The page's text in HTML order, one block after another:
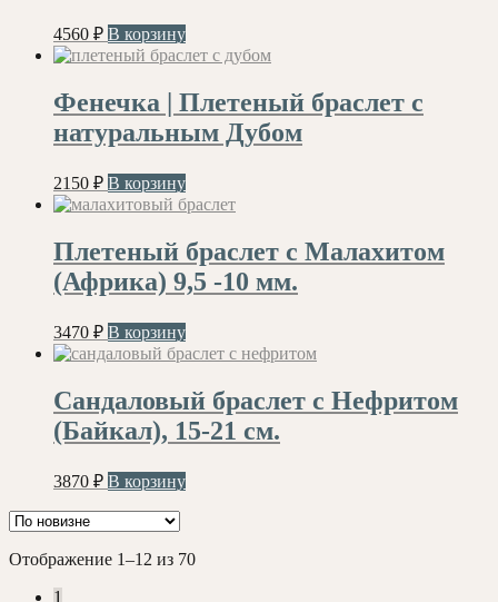
4560 ₽ В корзину
Фенечка | Плетеный браслет с
натуральным Дубом
2150 ₽ В корзину
Плетеный браслет с Малахитом
(Африка) 9,5 -10 мм.
3470 ₽ В корзину
Сандаловый браслет с Нефритом
(Байкал), 15-21 см.
3870 ₽ В корзину
Отображение 1–12 из 70Сортировка:
1